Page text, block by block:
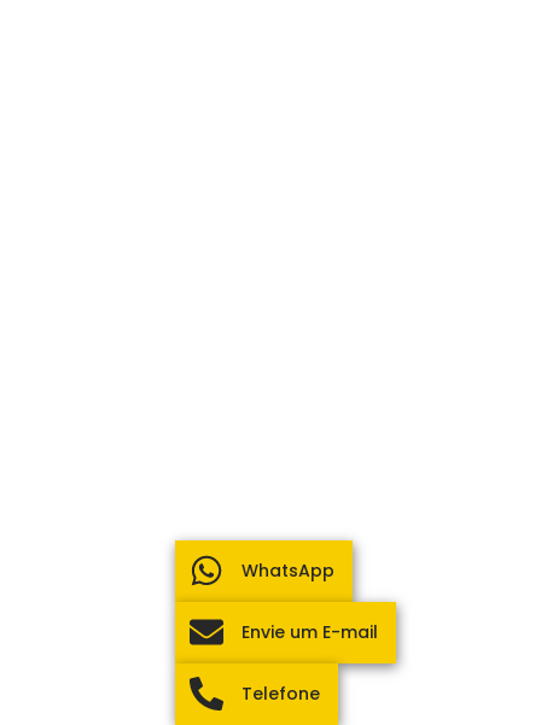
WhatsApp
Envie um E-mail
Telefone